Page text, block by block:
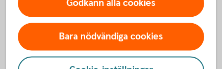
kund hos oss får du hjälp av Familjens Jurist till
förmånligt pris.
Välkommen till Familjens Jurist
(familjensjurist.se)
Godkänn alla cookies
Bara nödvändiga cookies